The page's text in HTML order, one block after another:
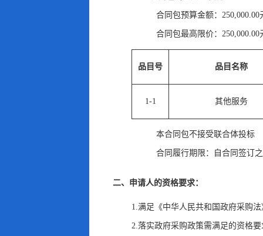
合同包预算金额： 250,000.00
合同包最高限价： 250,000.00
品目号 品目名称
1-1 其他服务
本合同包不接受联合体投标
合同履行期限： 自合同签订
二、申请人的资格要求：
1.满足《中华人民共和国政府采购
2.落实政府采购政策需满足的资格要